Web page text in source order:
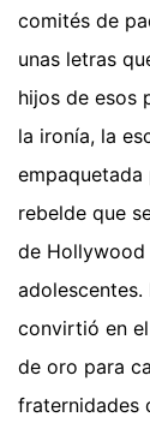
comités de
unas letras
hijos de esos
la ironía, la
empaquetada
rebelde que
de Hollywood
convirtió en
de oro para
fraternidades